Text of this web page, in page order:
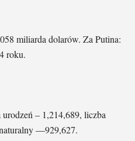
miliarda dolarów. Za Putina:
roku.
– 1,214,689, liczba
—929,627.